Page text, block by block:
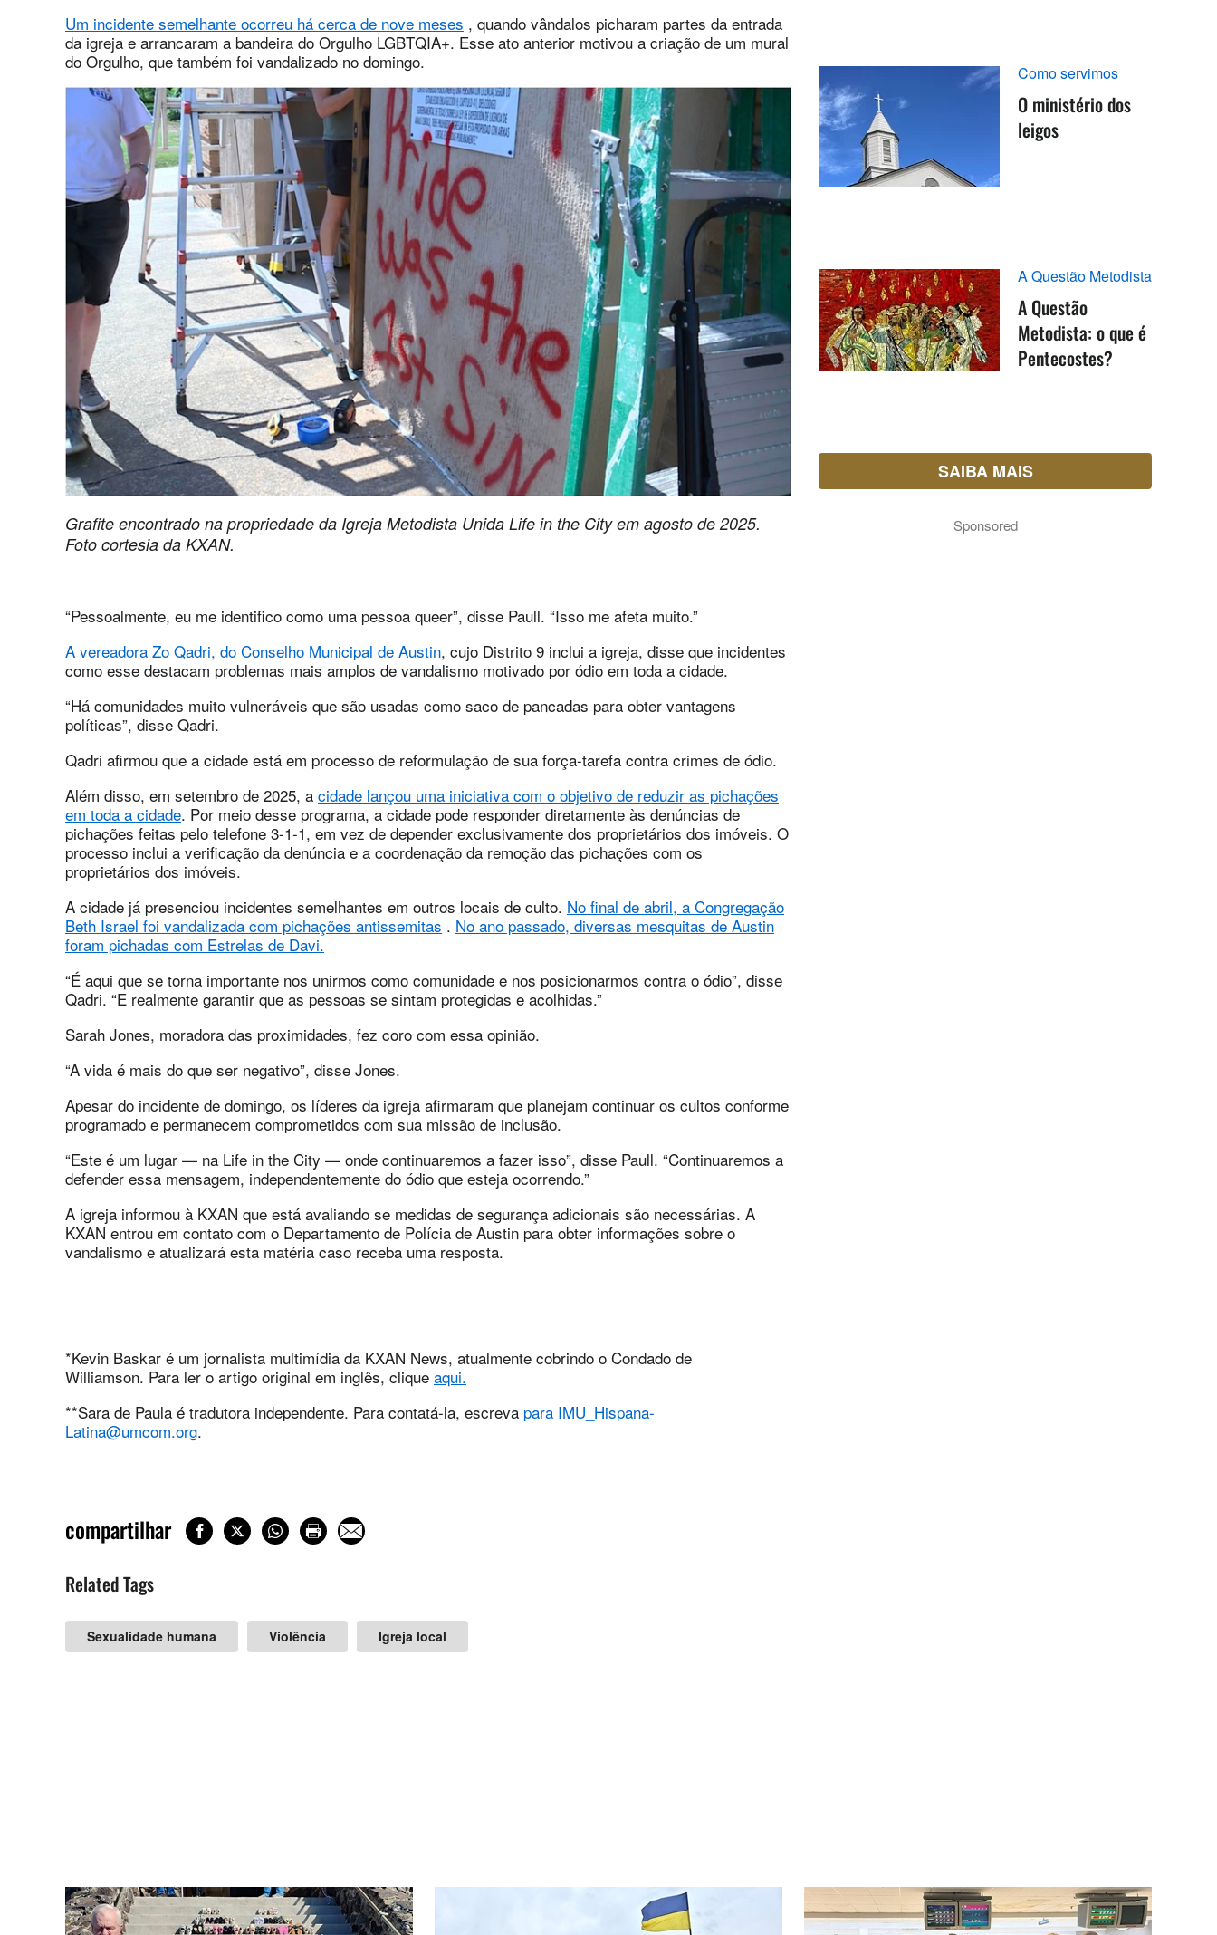
Um incidente semelhante ocorreu há cerca de nove meses , quando vândalos picharam partes da entrada
da igreja e arrancaram a bandeira do Orgulho LGBTQIA+. Esse ato anterior motivou a criação de um mural
do Orgulho, que também foi vandalizado no domingo.
Grafite encontrado na propriedade da Igreja Metodista Unida Life in the City em agosto de 2025.
Foto cortesia da KXAN.
“Pessoalmente, eu me identifico como uma pessoa queer”, disse Paull. “Isso me afeta muito.”
A vereadora Zo Qadri, do Conselho Municipal de Austin, cujo Distrito 9 inclui a igreja, disse que incidentes
como esse destacam problemas mais amplos de vandalismo motivado por ódio em toda a cidade.
“Há comunidades muito vulneráveis que são usadas como saco de pancadas para obter vantagens
políticas”, disse Qadri.
Qadri afirmou que a cidade está em processo de reformulação de sua força-tarefa contra crimes de ódio.
Além disso, em setembro de 2025, a cidade lançou uma iniciativa com o objetivo de reduzir as pichações
em toda a cidade. Por meio desse programa, a cidade pode responder diretamente às denúncias de
pichações feitas pelo telefone 3-1-1, em vez de depender exclusivamente dos proprietários dos imóveis. O
processo inclui a verificação da denúncia e a coordenação da remoção das pichações com os
proprietários dos imóveis.
A cidade já presenciou incidentes semelhantes em outros locais de culto. No final de abril, a Congregação
Beth Israel foi vandalizada com pichações antissemitas . No ano passado, diversas mesquitas de Austin
foram pichadas com Estrelas de Davi.
“É aqui que se torna importante nos unirmos como comunidade e nos posicionarmos contra o ódio”, disse
Qadri. “E realmente garantir que as pessoas se sintam protegidas e acolhidas.”
Sarah Jones, moradora das proximidades, fez coro com essa opinião.
“A vida é mais do que ser negativo”, disse Jones.
Apesar do incidente de domingo, os líderes da igreja afirmaram que planejam continuar os cultos conforme
programado e permanecem comprometidos com sua missão de inclusão.
“Este é um lugar — na Life in the City — onde continuaremos a fazer isso”, disse Paull. “Continuaremos a
defender essa mensagem, independentemente do ódio que esteja ocorrendo.”
A igreja informou à KXAN que está avaliando se medidas de segurança adicionais são necessárias. A
KXAN entrou em contato com o Departamento de Polícia de Austin para obter informações sobre o
vandalismo e atualizará esta matéria caso receba uma resposta.
*Kevin Baskar é um jornalista multimídia da KXAN News, atualmente cobrindo o Condado de
Williamson. Para ler o artigo original em inglês, clique aqui.
**Sara de Paula é tradutora independente. Para contatá-la, escreva para IMU_Hispana-
Latina@umcom.org.
compartilhar
Related Tags
Sexualidade humana Violência Igreja local
Como servimos
O ministério dos
leigos
A Questão Metodista
A Questão
Metodista: o que é
Pentecostes?
SAIBA MAIS
Sponsored